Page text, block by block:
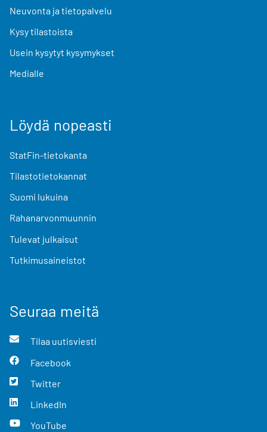
Neuvonta ja tietopalvelu
Kysy tilastoista
Usein kysytyt kysymykset
Medialle
Löydä nopeasti
StatFin-tietokanta
Tilastotietokannat
Suomi lukuina
Rahanarvonmuunnin
Tulevat julkaisut
Tutkimusaineistot
Seuraa meitä
Tilaa uutisviesti
Facebook
Twitter
LinkedIn
YouTube